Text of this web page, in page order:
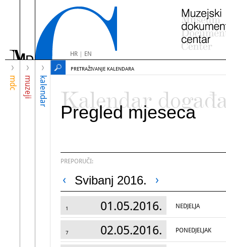
HR| EN
mdc muzeji kalendar
PRETRAŽIVANJE KALENDARA
Kalendar
Pregled mjeseca
PREPORUČI:
Svibanj 2016.
1 01.05.2016. NEDJELJA
7 02.05.2016. PONEDJELJAK